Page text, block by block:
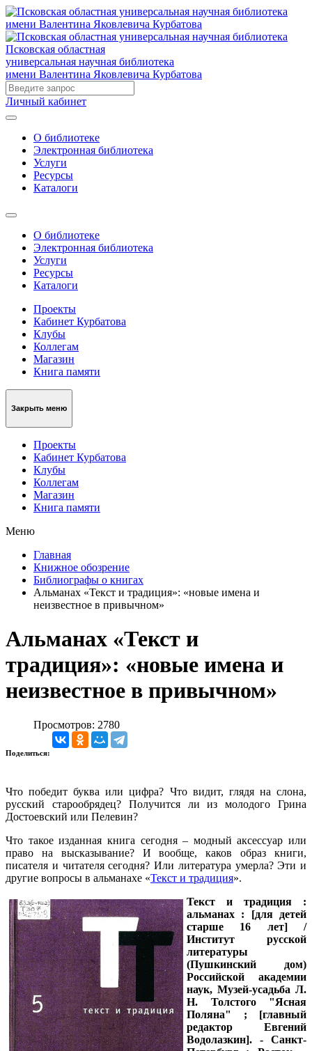
Псковская областная
универсальная научная библиотека
имени Валентина Яковлевича Курбатова
Личный кабинет
О библиотеке
Электронная библиотека
Услуги
Ресурсы
Каталоги
О библиотеке
Электронная библиотека
Услуги
Ресурсы
Каталоги
Проекты
Кабинет Курбатова
Клубы
Коллегам
Магазин
Книга памяти
Закрыть меню
Проекты
Кабинет Курбатова
Клубы
Коллегам
Магазин
Книга памяти
Меню
Главная
Книжное обозрение
Библиографы о книгах
Альманах «Текст и традиция»: «новые имена и
неизвестное в привычном»
Альманах «Текст и
традиция»: «новые имена и
неизвестное в привычном»
Просмотров: 2780
Поделиться:
Что победит буква или цифра? Что видит, глядя на слона,
русский старообрядец? Получится ли из молодого Грина
Достоевский или Пелевин?
Что такое изданная книга сегодня – модный аксессуар или
право на высказывание? И вообще, каков образ книги,
писателя и читателя сегодня? Или литература умерла? Эти и
другие вопросы в альманахе «Текст и традиция».
Текст и традиция :
альманах : [для детей
старше 16 лет] /
Институт русской
литературы
(Пушкинский дом)
Российской академии
наук, Музей-усадьба Л.
Н. Толстого "Ясная
Поляна" ; [главный
редактор Евгений
Водолазкин]. - Санкт-